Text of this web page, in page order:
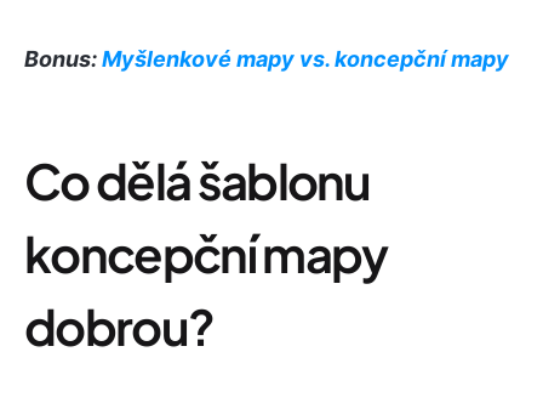
Bonus:Myšlenkové mapy vs. koncepční mapy
Co dělá šablonu
koncepční mapy
dobrou?